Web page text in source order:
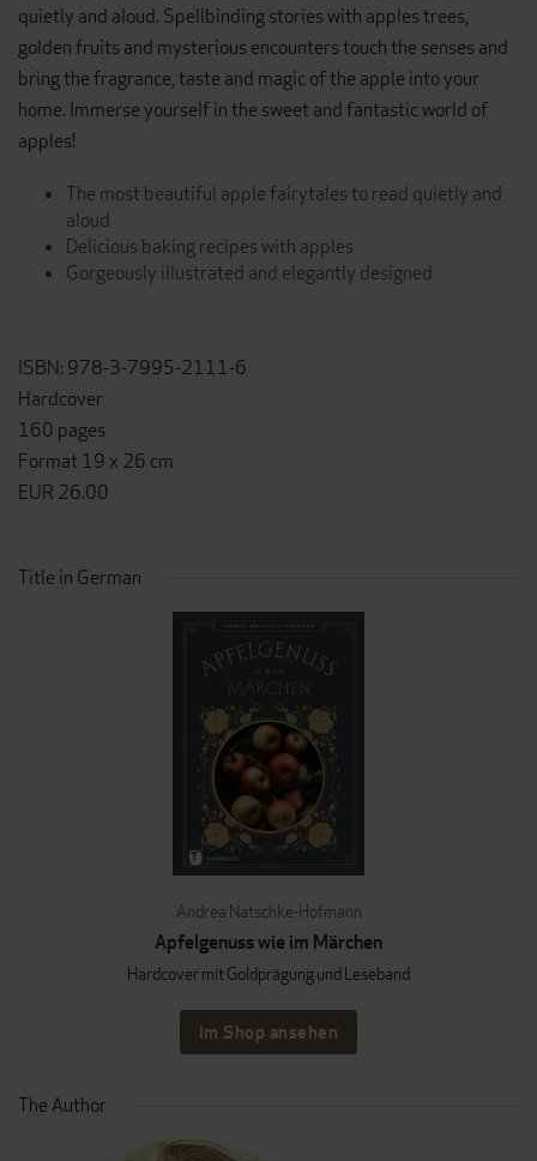
quietly and aloud. Spellbinding stories with apples trees,
golden fruits and mysterious encounters touch the senses and
bring the fragrance, taste and magic of the apple into your
home. Immerse yourself in the sweet and fantastic world of
apples!
The most beautiful apple fairytales to read quietly and
aloud
Delicious baking recipes with apples
Gorgeously illustrated and elegantly designed
ISBN: 978-3-7995-2111-6
Hardcover
160 pages
Format 19 x 26 cm
EUR 26.00
Title in German
Andrea Natschke-Hofmann
Apfelgenuss wie im Märchen
Hardcover mit Goldprägung und Leseband
Im Shop ansehen
The Author